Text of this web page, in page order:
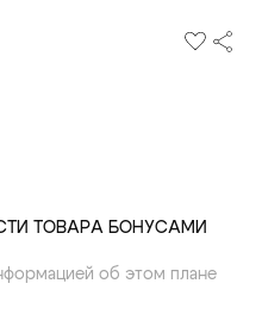
ТОВАРА БОНУСАМИ
об этом плане